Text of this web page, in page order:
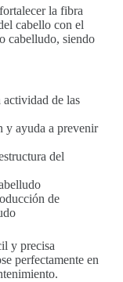
la fibra
cabello con el
cabelludo, siendo
de las
y ayuda a prevenir
del
de
y precisa
perfectamente en